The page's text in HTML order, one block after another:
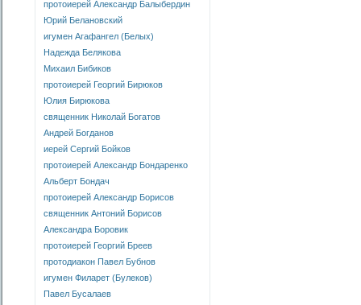
протоиерей Александр Балыбердин
Юрий Белановский
игумен Агафангел (Белых)
Надежда Белякова
Михаил Бибиков
протоиерей Георгий Бирюков
Юлия Бирюкова
священник Николай Богатов
Андрей Богданов
иерей Сергий Бойков
протоиерей Александр Бондаренко
Альберт Бондач
протоиерей Александр Борисов
священник Антоний Борисов
Александра Боровик
протоиерей Георгий Бреев
протодиакон Павел Бубнов
игумен Филарет (Булеков)
Павел Бусалаев